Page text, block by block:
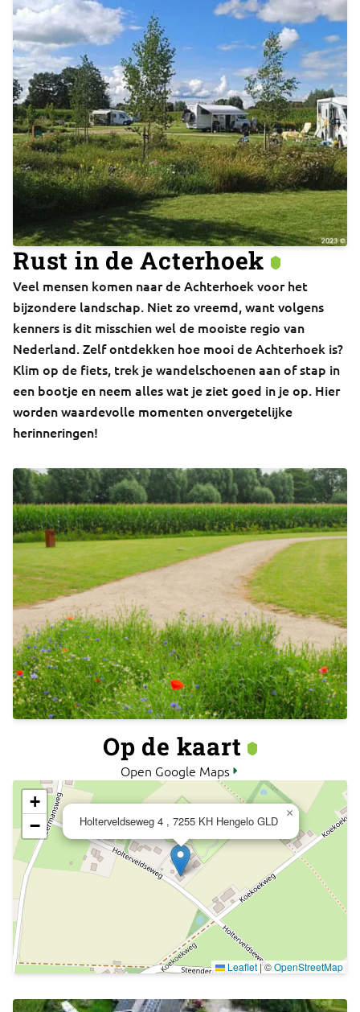
Rust in de Acterhoek
Veel mensen komen naar de Achterhoek voor het
bijzondere landschap. Niet zo vreemd, want volgens
kenners is dit misschien wel de mooiste regio van
Nederland. Zelf ontdekken hoe mooi de Achterhoek is?
Klim op de fiets, trek je wandelschoenen aan of stap in
een bootje en neem alles wat je ziet goed in je op. Hier
worden waardevolle momenten onvergetelijke
herinneringen!
Op de kaart
Open Google Maps
Holterveldseweg 4 , 7255 KH Hengelo GLD
×
+
−
Leaflet|©OpenStreetMap